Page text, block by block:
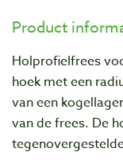
Product
Holprofielfrees
hoek met een
van een
van de frees. De